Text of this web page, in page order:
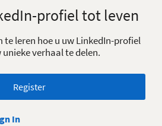
profiel tot leven
te leren hoe u uw LinkedIn-profiel
verhaal te delen.
Register
In